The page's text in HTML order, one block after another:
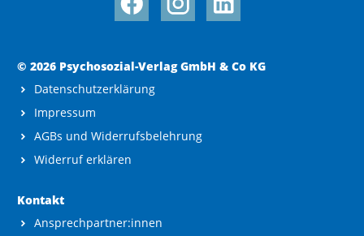
© 2026 Psychosozial-Verlag GmbH & Co KG
Datenschutzerklärung
Impressum
AGBs und Widerrufsbelehrung
Widerruf erklären
Kontakt
Ansprechpartner:innen